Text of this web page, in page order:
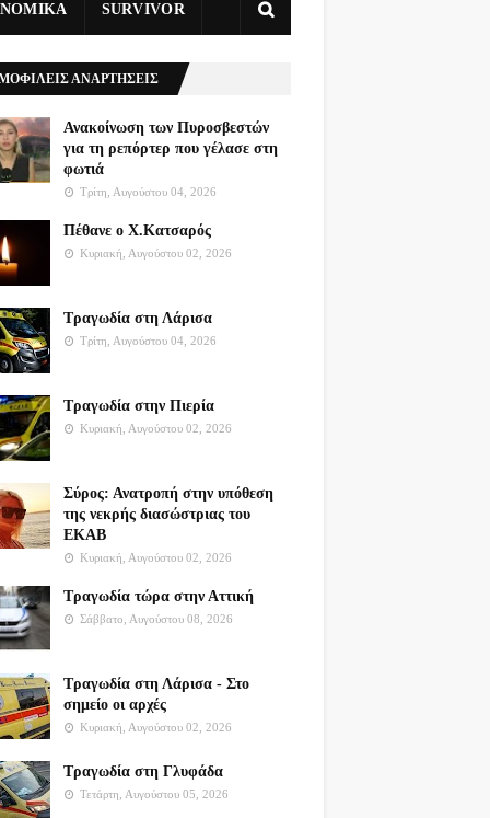
SURVIVOR
ΑΝΑΡΤΗΣΕΙΣ
Ανακοίνωση των Πυροσβεστών
για τη ρεπόρτερ που γέλασε στη
φωτιά
Τρίτη, Αυγούστου 04, 2026
Πέθανε ο Χ.Κατσαρός
Κυριακή, Αυγούστου 02, 2026
Τραγωδία στη Λάρισα
Τρίτη, Αυγούστου 04, 2026
Τραγωδία στην Πιερία
Κυριακή, Αυγούστου 02, 2026
Σύρος: Ανατροπή στην υπόθεση
της νεκρής διασώστριας του
ΕΚΑΒ
Κυριακή, Αυγούστου 02, 2026
Τραγωδία τώρα στην Αττική
Σάββατο, Αυγούστου 08, 2026
Τραγωδία στη Λάρισα - Στο
σημείο οι αρχές
Κυριακή, Αυγούστου 02, 2026
Τραγωδία στη Γλυφάδα
Τετάρτη, Αυγούστου 05, 2026